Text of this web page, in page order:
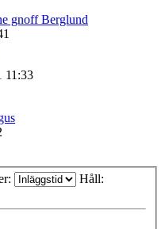
gnoff Berglund
11:33
Håll: